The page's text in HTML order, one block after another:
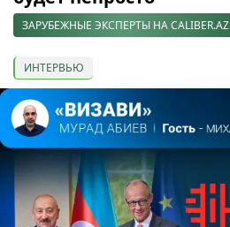
ЗАРУБЕЖНЫЕ ЭКСПЕРТЫ НА CALIBER.AZ
ИНТЕРВЬЮ